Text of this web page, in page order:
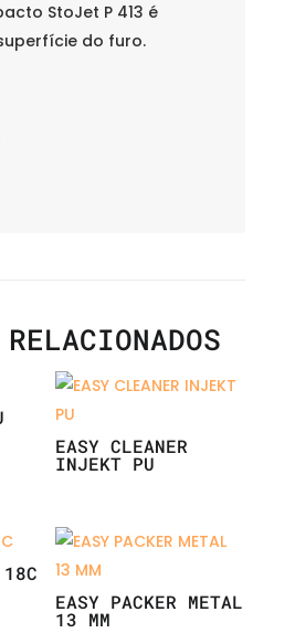
StoJet P 413 é
do furo.
EASY CLEANER
INJEKT PU
EASY PACKER METAL
13 MM